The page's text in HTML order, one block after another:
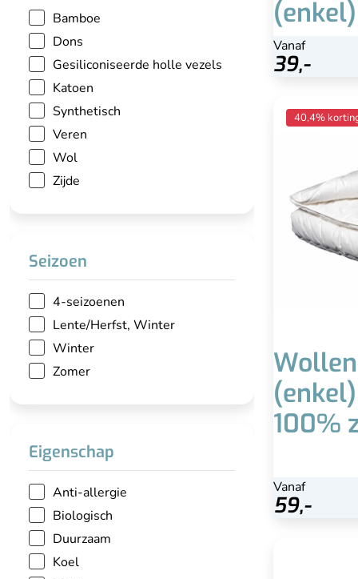
Bamboe
Dons
Gesiliconiseerde holle vezels
Katoen
Synthetisch
Veren
Wol
Zijde
Seizoen
4-seizoenen
Lente/Herfst, Winter
Winter
Zomer
Eigenschap
Anti-allergie
Biologisch
Duurzaam
Koel
(enkel)
Vanaf
39,-
Bekijk
40,4%
100%
Vanaf
59,-
Wollen
Goed
Bekijk